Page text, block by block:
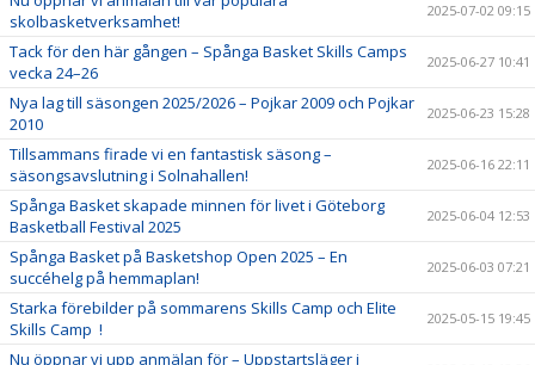
skolbasketverksamhet!
2025-07-02 09:15
Tack för den här gången – Spånga Basket Skills Camps
vecka 24–26
2025-06-27 10:41
Nya lag till säsongen 2025/2026 – Pojkar 2009 och Pojkar
2010
2025-06-23 15:28
Tillsammans firade vi en fantastisk säsong –
säsongsavslutning i Solnahallen!
2025-06-16 22:11
Spånga Basket skapade minnen för livet i Göteborg
Basketball Festival 2025
2025-06-04 12:53
Spånga Basket på Basketshop Open 2025 – En
succéhelg på hemmaplan!
2025-06-03 07:21
Starka förebilder på sommarens Skills Camp och Elite
Skills Camp !
2025-05-15 19:45
Nu öppnar vi upp anmälan för – Uppstartsläger i